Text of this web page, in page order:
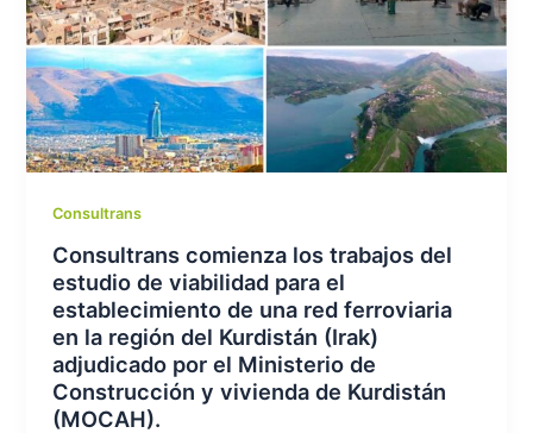
Consultrans
Consultrans comienza los trabajos del
estudio de viabilidad para el
establecimiento de una red ferroviaria
en la región del Kurdistán (Irak)
adjudicado por el Ministerio de
Construcción y vivienda de Kurdistán
(MOCAH).